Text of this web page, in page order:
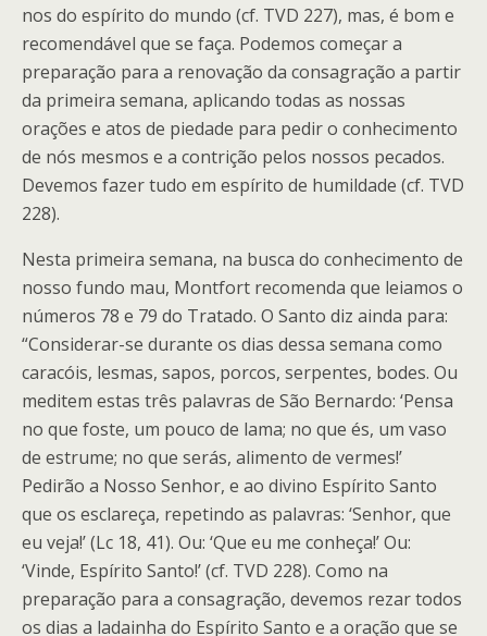
nos do espírito do mundo (cf. TVD 227), mas, é bom e
recomendável que se faça. Podemos começar a
preparação para a renovação da consagração a partir
da primeira semana, aplicando todas as nossas
orações e atos de piedade para pedir o conhecimento
de nós mesmos e a contrição pelos nossos pecados.
Devemos fazer tudo em espírito de humildade (cf. TVD
228).
Nesta primeira semana, na busca do conhecimento de
nosso fundo mau, Montfort recomenda que leiamos o
números 78 e 79 do Tratado. O Santo diz ainda para:
“Considerar-se durante os dias dessa semana como
caracóis, lesmas, sapos, porcos, serpentes, bodes. Ou
meditem estas três palavras de São Bernardo: ‘Pensa
no que foste, um pouco de lama; no que és, um vaso
de estrume; no que serás, alimento de vermes!’
Pedirão a Nosso Senhor, e ao divino Espírito Santo
que os esclareça, repetindo as palavras: ‘Senhor, que
eu veja!’ (Lc 18, 41). Ou: ‘Que eu me conheça!’ Ou:
‘Vinde, Espírito Santo!’ (cf. TVD 228). Como na
preparação para a consagração, devemos rezar todos
os dias a ladainha do Espírito Santo e a oração que se